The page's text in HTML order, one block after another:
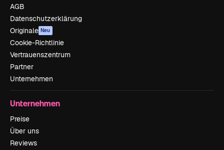
AGB
Datenschutzerklärung
Originale Neu
Cookie-Richtlinie
Vertrauenszentrum
Partner
Unternehmen
Unternehmen
Preise
Über uns
Reviews